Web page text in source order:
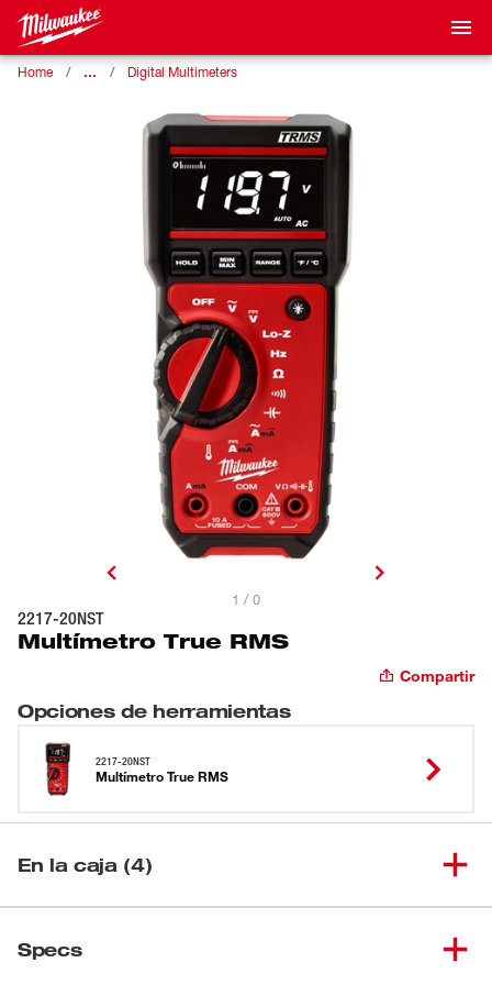
Home … Digital Multimeters
1 / 0
2217-20NST
Multímetro True RMS
Compartir
Opciones de herramientas
2217-20NST
Multímetro True RMS
En la caja (4)
Specs